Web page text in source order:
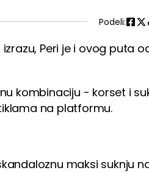
Podeli:
Peri je i ovog puta
kombinaciju - korset i
na platformu.
maksi suknju